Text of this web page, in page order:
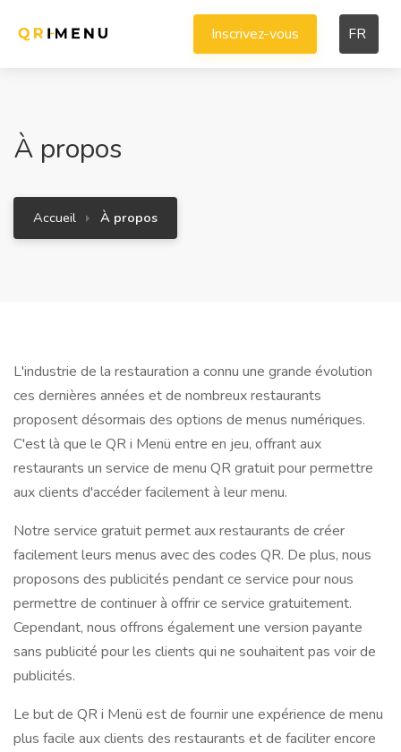
Inscrivez-vous FR
À propos
Accueil À propos
L'industrie de la restauration a connu une grande évolution
ces dernières années et de nombreux restaurants
proposent désormais des options de menus numériques.
C'est là que le QR i Menü entre en jeu, offrant aux
restaurants un service de menu QR gratuit pour permettre
aux clients d'accéder facilement à leur menu.
Notre service gratuit permet aux restaurants de créer
facilement leurs menus avec des codes QR. De plus, nous
proposons des publicités pendant ce service pour nous
permettre de continuer à offrir ce service gratuitement.
Cependant, nous offrons également une version payante
sans publicité pour les clients qui ne souhaitent pas voir de
publicités.
Le but de QR i Menü est de fournir une expérience de menu
plus facile aux clients des restaurants et de faciliter encore